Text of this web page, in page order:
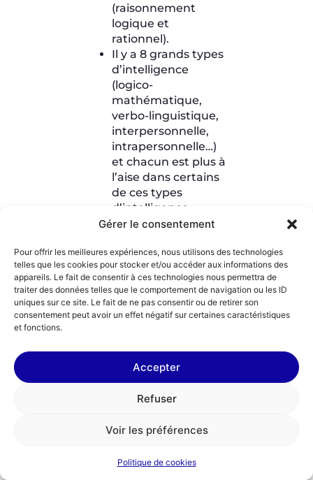
Gérer le consentement
Pour offrir les meilleures expériences, nous utilisons des technologies
telles que les cookies pour stocker et/ou accéder aux informations des
appareils. Le fait de consentir à ces technologies nous permettra de
traiter des données telles que le comportement de navigation ou les ID
uniques sur ce site. Le fait de ne pas consentir ou de retirer son
consentement peut avoir un effet négatif sur certaines caractéristiques
et fonctions.
Accepter
Refuser
Voir les préférences
Politique de cookies
(raisonnement
logique et
rationnel).
Il y a 8 grands types
d’intelligence
(logico-
mathématique,
verbo-linguistique,
interpersonnelle,
intrapersonnelle…)
et chacun est plus à
l’aise dans certains
de ces types
d’intelligence.
Il est possible de
conscientes en
même temps.
Les hommes ont un
cerveau plus gros
que les femmes.
cerveau.
Vous pouvez essayer de
deviner lesquelles de ces
propositions sont vraies
(prenez un temps de
réflexion si besoin, avant